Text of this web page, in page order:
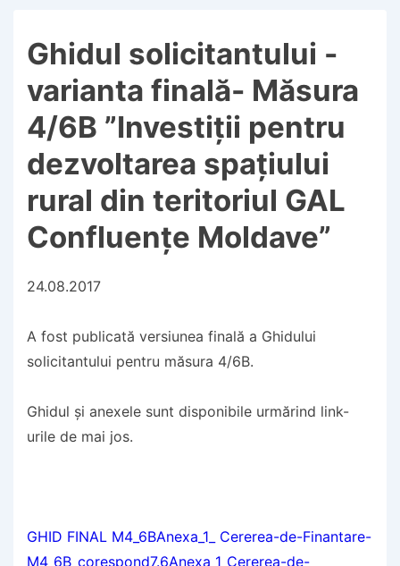
Ghidul solicitantului -
varianta finală- Măsura
4/6B ”Investiții pentru
dezvoltarea spațiului
rural din teritoriul GAL
Confluențe Moldave”
24.08.2017
A fost publicată versiunea finală a Ghidului
solicitantului pentru măsura 4/6B.
Ghidul și anexele sunt disponibile urmărind link-
urile de mai jos.
GHID FINAL M4_6BAnexa_1_ Cererea-de-Finantare-
M4_6B_corespond7.6Anexa_1_Cererea-de-